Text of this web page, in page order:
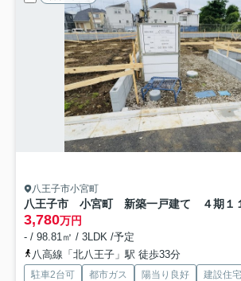
八王子市小宮町
八王子市 小宮町 新築一戸建て ４期 １
3,780万円
- / 98.81㎡ / 3LDK /予定
八高線「北八王子」駅 徒歩33分
駐車2台可 都市ガス 陽当り良好
建設住